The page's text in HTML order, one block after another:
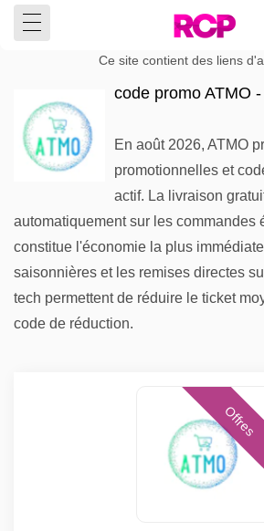
Ce site contient des liens
code promo ATMO
En août 2026, ATMO
promotionnelles et
actif. La livraison
automatiquement sur les commandes
constitue l'économie la plus
saisonnières et les remises directes
tech permettent de réduire le ticket
code de réduction.
Offres